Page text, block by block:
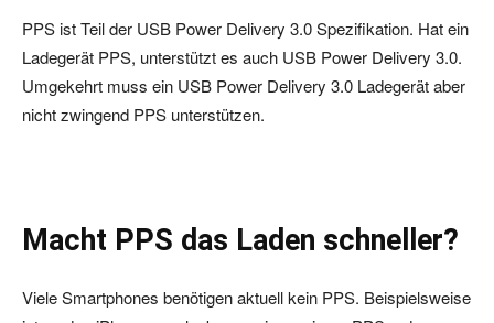
PPS ist Teil der USB Power Delivery 3.0 Spezifikation. Hat ein
Ladegerät PPS, unterstützt es auch USB Power Delivery 3.0.
Umgekehrt muss ein USB Power Delivery 3.0 Ladegerät aber
nicht zwingend PPS unterstützen.
Macht PPS das Laden schneller?
Viele Smartphones benötigen aktuell kein PPS. Beispielsweise